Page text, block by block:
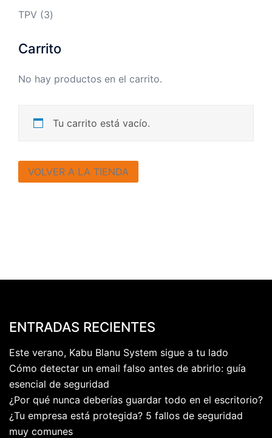
TPV 33
Carrito
No hay productos en el carrito.
Tu carrito está vacío.
VOLVER A LA TIENDA
ENTRADAS RECIENTES
Este verano, Kabu Blanu System sigue a tu lado
Cómo detectar un email falso antes de abrirlo: guía
esencial de seguridad
¿Por qué nunca deberías guardar todo en el escritorio?
¿Tu empresa está protegida? 5 fallos de seguridad
muy comunes